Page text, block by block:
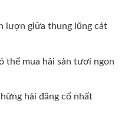
lượn giữa thung lũng cát
thể mua hải sản tươi ngon
hải đăng cổ nhất